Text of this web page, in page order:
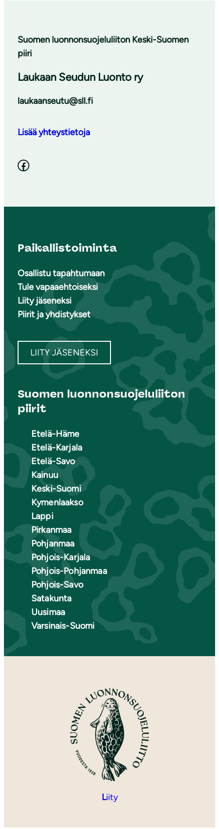
Suomen luonnonsuojeluliiton Keski-Suomen
piiri
Laukaan Seudun Luonto ry
laukaanseutu@sll.fi
Lisää yhteystietoja
Facebook
Paikallistoiminta
Osallistu tapahtumaan
Tule vapaaehtoiseksi
Liity jäseneksi
Piirit ja yhdistykset
LIITY JÄSENEKSI
Suomen luonnonsuojeluliiton
piirit
Etelä-Häme
Etelä-Karjala
Etelä-Savo
Kainuu
Keski-Suomi
Kymenlaakso
Lappi
Pirkanmaa
Pohjanmaa
Pohjois-Karjala
Pohjois-Pohjanmaa
Pohjois-Savo
Satakunta
Uusimaa
Varsinais-Suomi
Liity